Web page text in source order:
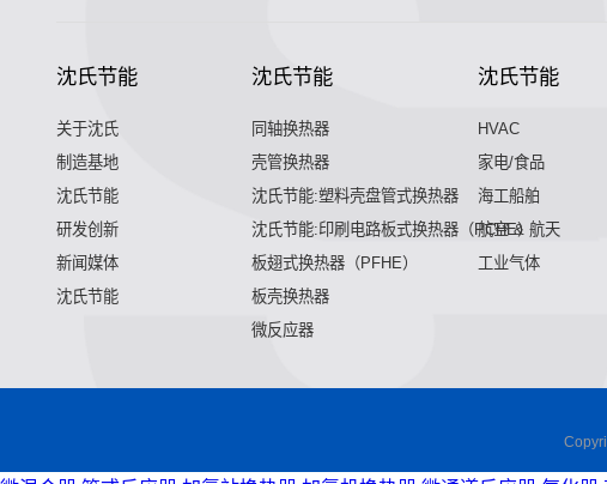
沈氏节能
关于沈氏
制造基地
沈氏节能
研发创新
新闻媒体
沈氏节能
沈氏节能
同轴换热器
壳管换热器
沈氏节能:塑料壳盘管式换热器
沈氏节能:印刷电路板式换热器（PCHE）
板翅式换热器（PFHE）
板壳换热器
微反应器
沈氏节能
HVAC
家电/食品
海工船舶
航空 & 航天
工业气体